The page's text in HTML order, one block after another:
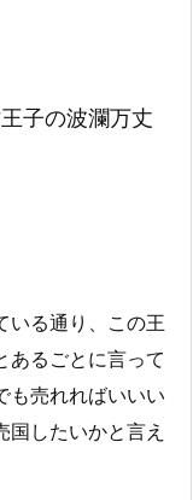
子の波瀾万丈
いる通り、この王
あるごとに言って
も売れればいいい
国したいかと言え